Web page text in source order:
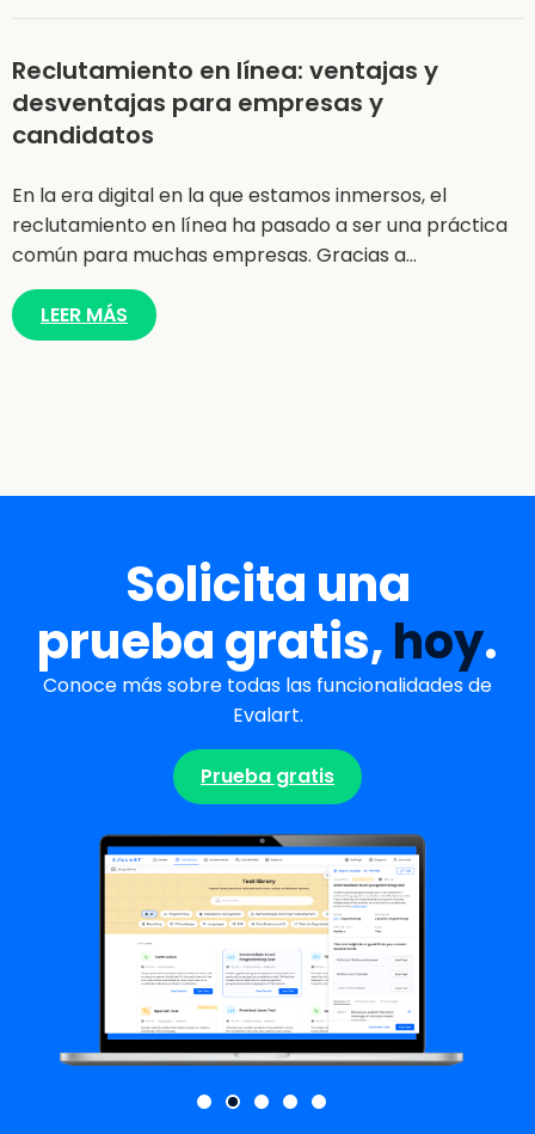
Reclutamiento en línea: ventajas y
desventajas para empresas y
candidatos
En la era digital en la que estamos inmersos, el
reclutamiento en línea ha pasado a ser una práctica
común para muchas empresas. Gracias a…
LEER MÁS
Solicita una
prueba gratis,hoy.
Conoce más sobre todas las funcionalidades de
Evalart.
Prueba gratis